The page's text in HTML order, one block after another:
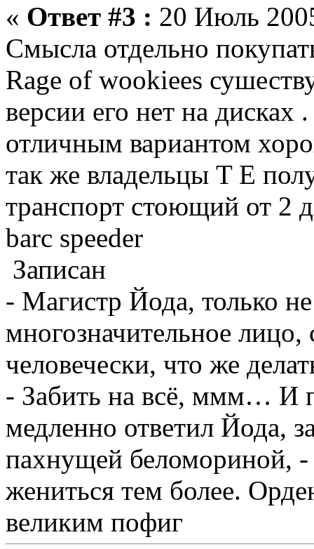
« Ответ #3 : 20 Июль
Смысла отдельно
Rage of wookiees
версии его нет на дисках
отличным вариантом
так же владельцы T E
транспорт стоющий от 2
barc speeder
Записан
- Магистр Йода, только
многозначительное
человечески, что же
- Забить на всё, ммм… И
медленно ответил Йода,
пахнущей беломориной, -
жениться тем более.
великим пофиг